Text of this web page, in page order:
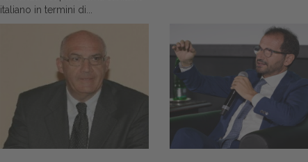
italiano in termini di...